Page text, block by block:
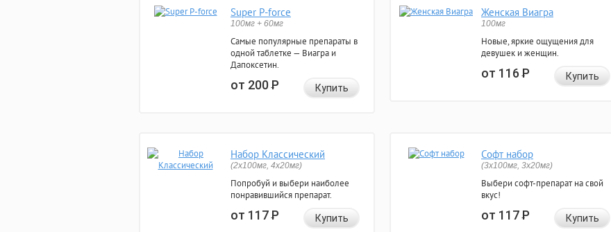
Super P-force
100мг + 60мг
Самые популярные препараты в
одной таблетке — Виагра и
Дапоксетин.
от 200Р Купить
Женская Виагра
100мг
Новые, яркие ощущения для
девушек и женщин.
от 116Р Купить
Набор Классический
(2x100мг, 4x20мг)
Попробуй и выбери наиболее
понравившийся препарат.
от 117Р Купить
Софт набор
(3x100мг, 3x20мг)
Выбери софт-препарат на свой
вкус!
от 117Р Купить